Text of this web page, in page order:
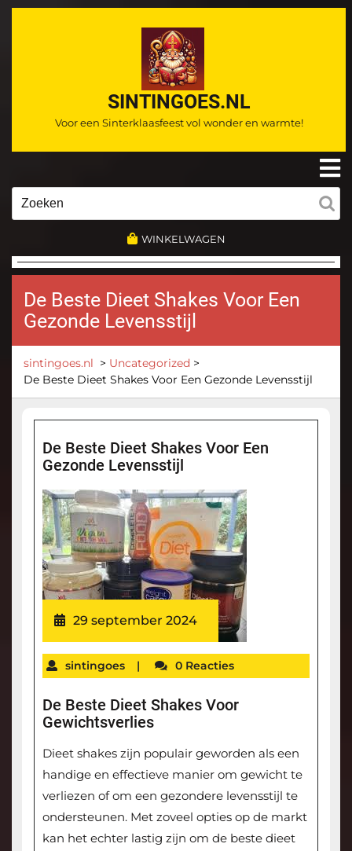
Ga
SINTINGOES.NL
Voor een Sinterklaasfeest vol wonder en warmte!
WINKELWAGEN
De Beste Dieet Shakes Voor Een
Gezonde Levensstijl
sintingoes.nl > Uncategorized >
De Beste Dieet Shakes Voor Een Gezonde Levensstijl
De Beste Dieet Shakes Voor Een
Gezonde Levensstijl
29 september 2024
sintingoes | 0 Reacties
De Beste Dieet Shakes Voor
Gewichtsverlies
Dieet shakes zijn populair geworden als een
handige en effectieve manier om gewicht te
verliezen of om een gezondere levensstijl te
ondersteunen. Met zoveel opties op de markt
kan het echter lastig zijn om de beste dieet